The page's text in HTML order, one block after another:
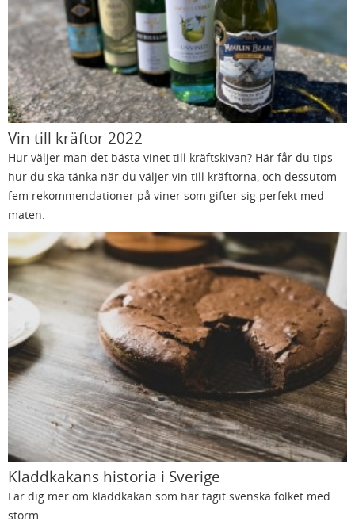
Vin till kräftor 2022
Hur väljer man det bästa vinet till kräftskivan? Här får du tips
hur du ska tänka när du väljer vin till kräftorna, och dessutom
fem rekommendationer på viner som gifter sig perfekt med
maten.
Kladdkakans historia i Sverige
Lär dig mer om kladdkakan som har tagit svenska folket med
storm.